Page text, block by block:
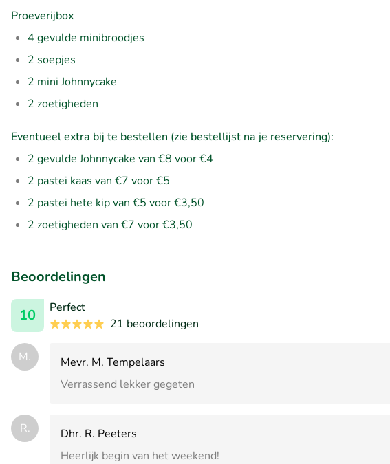
Proeverijbox
4 gevulde minibroodjes
2 soepjes
2 mini Johnnycake
2 zoetigheden
Eventueel extra bij te bestellen (zie bestellijst na je reservering):
2 gevulde Johnnycake van €8 voor €4
2 pastei kaas van €7 voor €5
2 pastei hete kip van €5 voor €3,50
2 zoetigheden van €7 voor €3,50
Beoordelingen
10
Perfect
21 beoordelingen
M.
Mevr. M. Tempelaars
Verrassend lekker gegeten
R.
Dhr. R. Peeters
Heerlijk begin van het weekend!